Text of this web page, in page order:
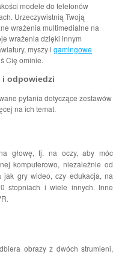
modele do telefonów
Urzeczywistnią Twoją
wrażenia multimedialne na
wrażenia dzięki innym
myszy i gamingowe
Cię ominie.
i odpowiedzi
pytania dotyczące zestawów
na ich temat.
głowę, tj. na oczy, aby móc
komputerowo, niezależnie od
jak gry wideo, czy edukacja, na
stopniach i wiele innych. Inne
obrazy z dwóch strumieni,